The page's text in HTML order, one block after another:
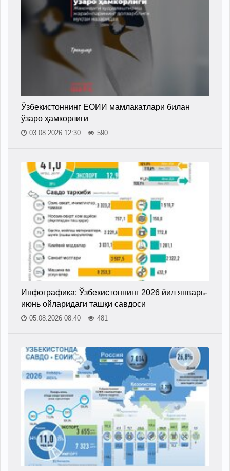
Ўзбекистоннинг ЕОИИ мамлакатлари билан
ўзаро ҳамкорлиги
03.08.2026 12:30 590
Инфографика: Ўзбекистоннинг 2026 йил январь-
июнь ойларидаги ташқи савдоси
05.08.2026 08:40 481